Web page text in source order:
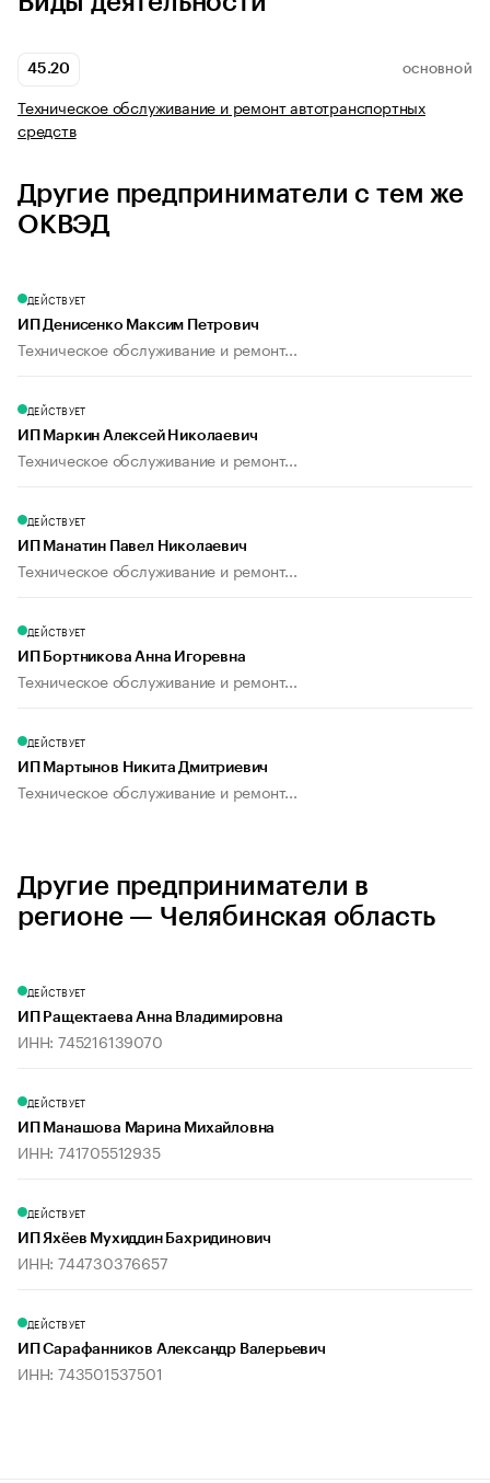
45.20 ОСНОВНОЙ
Техническое обслуживание и ремонт автотранспортных
средств
Другие предприниматели с тем же
ОКВЭД
ДЕЙСТВУЕТ
ИП Денисенко Максим Петрович
Техническое обслуживание и ремонт...
ДЕЙСТВУЕТ
ИП Маркин Алексей Николаевич
Техническое обслуживание и ремонт...
ДЕЙСТВУЕТ
ИП Манатин Павел Николаевич
Техническое обслуживание и ремонт...
ДЕЙСТВУЕТ
ИП Бортникова Анна Игоревна
Техническое обслуживание и ремонт...
ДЕЙСТВУЕТ
ИП Мартынов Никита Дмитриевич
Техническое обслуживание и ремонт...
Другие предприниматели в
регионе — Челябинская область
ДЕЙСТВУЕТ
ИП Ращектаева Анна Владимировна
ИНН: 745216139070
ДЕЙСТВУЕТ
ИП Манашова Марина Михайловна
ИНН: 741705512935
ДЕЙСТВУЕТ
ИП Яхёев Мухиддин Бахридинович
ИНН: 744730376657
ДЕЙСТВУЕТ
ИП Сарафанников Александр Валерьевич
ИНН: 743501537501